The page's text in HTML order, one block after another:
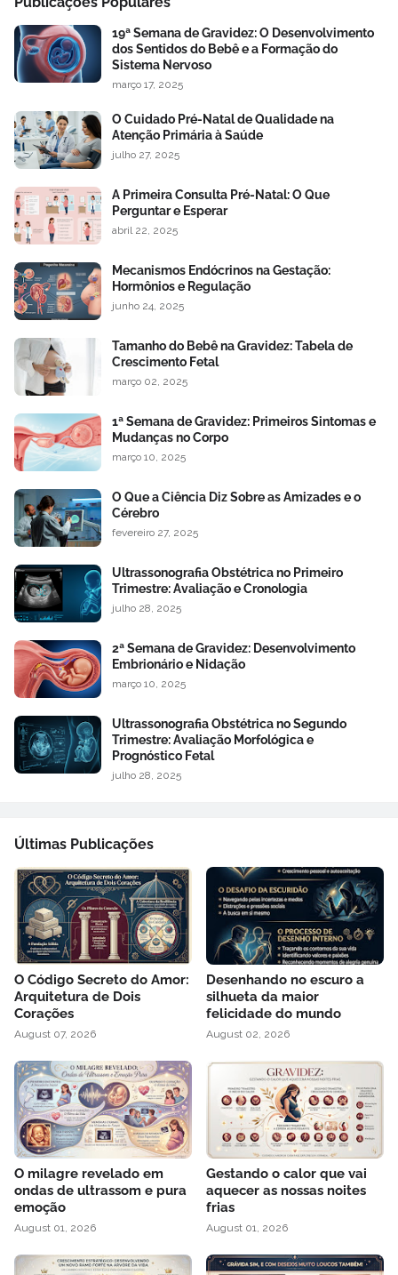
19ª Semana de Gravidez: O Desenvolvimento
dos Sentidos do Bebê e a Formação do
Sistema Nervoso
março 17, 2025
O Cuidado Pré-Natal de Qualidade na
Atenção Primária à Saúde
julho 27, 2025
A Primeira Consulta Pré-Natal: O Que
Perguntar e Esperar
abril 22, 2025
Mecanismos Endócrinos na Gestação:
Hormônios e Regulação
junho 24, 2025
Tamanho do Bebê na Gravidez: Tabela de
Crescimento Fetal
março 02, 2025
1ª Semana de Gravidez: Primeiros Sintomas e
Mudanças no Corpo
março 10, 2025
O Que a Ciência Diz Sobre as Amizades e o
Cérebro
fevereiro 27, 2025
Ultrassonografia Obstétrica no Primeiro
Trimestre: Avaliação e Cronologia
julho 28, 2025
2ª Semana de Gravidez: Desenvolvimento
Embrionário e Nidação
março 10, 2025
Ultrassonografia Obstétrica no Segundo
Trimestre: Avaliação Morfológica e
Prognóstico Fetal
julho 28, 2025
Últimas Publicações
O Código Secreto do Amor:
Arquitetura de Dois
Corações
August 07, 2026
Desenhando no escuro a
silhueta da maior
felicidade do mundo
August 02, 2026
O milagre revelado em
ondas de ultrassom e pura
emoção
August 01, 2026
Gestando o calor que vai
aquecer as nossas noites
frias
August 01, 2026